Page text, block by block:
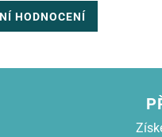
HODNOCENÍ